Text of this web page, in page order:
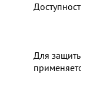
Доступность
Для защиты